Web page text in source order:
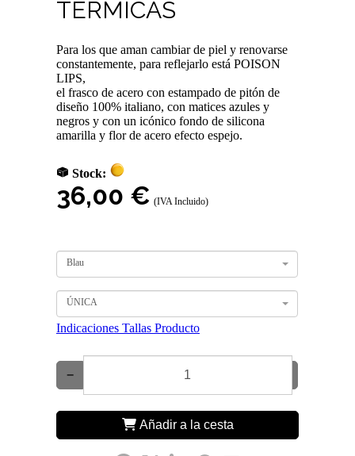
TERMICAS
Para los que aman cambiar de piel y renovarse
constantemente, para reflejarlo está POISON
LIPS,
el frasco de acero con estampado de pitón de
diseño 100% italiano, con matices azules y
negros y con un icónico fondo de silicona
amarilla y flor de acero efecto espejo.
Stock:
36,00 € (IVA Incluido)
Blau
ÚNICA
Indicaciones Tallas Producto
−
Añadir a la cesta